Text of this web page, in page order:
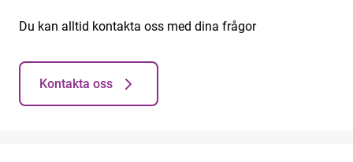
Du kan alltid kontakta oss med dina frågor
Kontakta oss